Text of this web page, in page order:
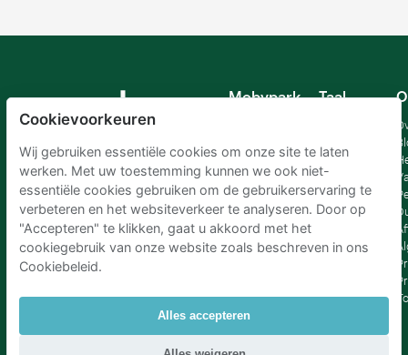
Mobypark
Taal
Spaans
Frankrijk
Italiaans
Nederlands
Parkeren Amsterdam
Cookievoorkeuren
Wij gebruiken essentiële cookies om onze site te laten
werken. Met uw toestemming kunnen we ook niet-
essentiële cookies gebruiken om de gebruikerservaring te
verbeteren en het websiteverkeer te analyseren. Door op
"Accepteren" te klikken, gaat u akkoord met het
cookiegebruik van onze website zoals beschreven in ons
Cookiebeleid.
Alles accepteren